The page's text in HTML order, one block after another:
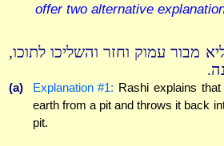
offer two alternative
מבור עמוק וחזר והשליכו לתוכו,
(a) Explanation #1: Rashi explains
earth from a pit and throws it back
pit.